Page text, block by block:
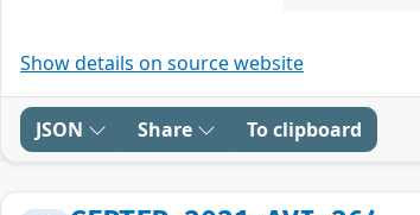
Show details on source website
JSON Share To clipboard